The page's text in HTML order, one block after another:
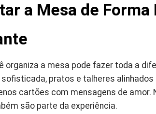
a Mesa de Forma
organiza a mesa pode fazer toda a
pratos e talheres
cartões com mensagens de amor.
são parte da experiência.